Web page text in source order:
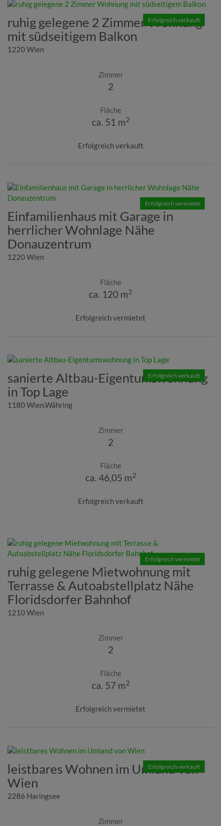
Erfolgreich verkauft
ruhig gelegene 2 Zimmer Wohnung
mit südseitigem Balkon
1220 Wien
Zimmer
2
Fläche
ca. 51 m2
Erfolgreich verkauft
Erfolgreich vermietet
Einfamilienhaus mit Garage in
herrlicher Wohnlage Nähe
Donauzentrum
1220 Wien
Fläche
ca. 120 m2
Erfolgreich vermietet
Erfolgreich verkauft
sanierte Altbau-Eigentumswohnung
in Top Lage
1180 Wien,Währing
Zimmer
2
Fläche
ca. 46,05 m2
Erfolgreich verkauft
Erfolgreich vermietet
ruhig gelegene Mietwohnung mit
Terrasse & Autoabstellplatz Nähe
Floridsdorfer Bahnhof
1210 Wien
Zimmer
2
Fläche
ca. 57 m2
Erfolgreich vermietet
Erfolgreich verkauft
leistbares Wohnen im Umland von
Wien
2286 Haringsee
Zimmer